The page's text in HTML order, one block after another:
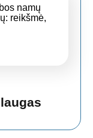
namų
reikšmė,